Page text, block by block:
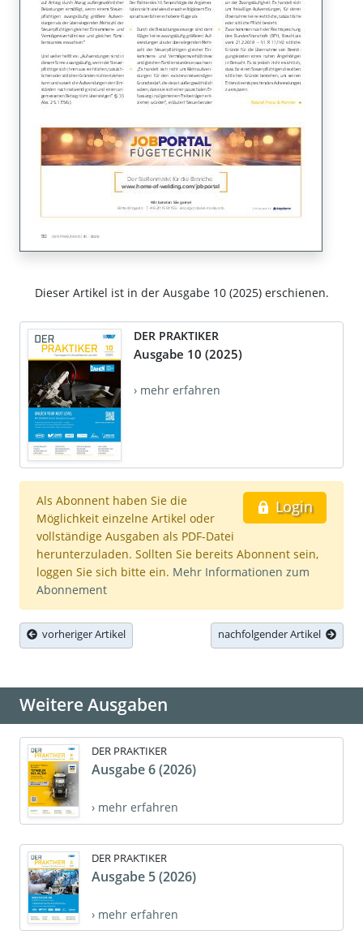
Dieser Artikel ist in der Ausgabe 10 (2025) erschienen.
DER PRAKTIKER
Ausgabe 10 (2025)
› mehr erfahren
Login
Als Abonnent haben Sie die
Möglichkeit einzelne Artikel oder
vollständige Ausgaben als PDF-Datei
herunterzuladen. Sollten Sie bereits Abonnent sein,
loggen Sie sich bitte ein. Mehr Informationen zum
Abonnement
vorheriger Artikel nachfolgender Artikel
Weitere Ausgaben
DER PRAKTIKER
Ausgabe 6 (2026)
› mehr erfahren
DER PRAKTIKER
Ausgabe 5 (2026)
› mehr erfahren